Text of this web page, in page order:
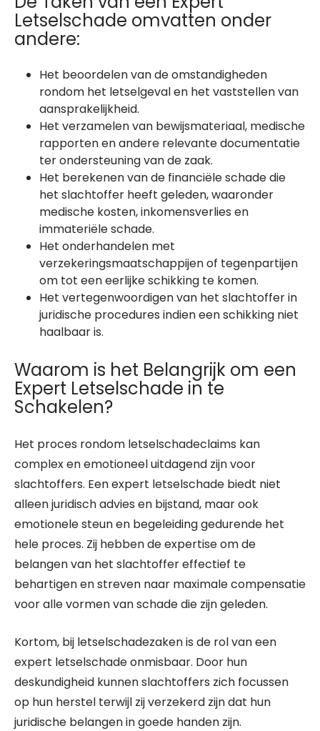
Letselschade omvatten onder
andere:
Het beoordelen van de omstandigheden
rondom het letselgeval en het vaststellen van
aansprakelijkheid.
Het verzamelen van bewijsmateriaal, medische
rapporten en andere relevante documentatie
ter ondersteuning van de zaak.
Het berekenen van de financiële schade die
het slachtoffer heeft geleden, waaronder
medische kosten, inkomensverlies en
immateriële schade.
Het onderhandelen met
verzekeringsmaatschappijen of tegenpartijen
om tot een eerlijke schikking te komen.
Het vertegenwoordigen van het slachtoffer in
juridische procedures indien een schikking niet
haalbaar is.
Waarom is het Belangrijk om een
Expert Letselschade in te
Schakelen?
Het proces rondom letselschadeclaims kan
complex en emotioneel uitdagend zijn voor
slachtoffers. Een expert letselschade biedt niet
alleen juridisch advies en bijstand, maar ook
emotionele steun en begeleiding gedurende het
hele proces. Zij hebben de expertise om de
belangen van het slachtoffer effectief te
behartigen en streven naar maximale compensatie
voor alle vormen van schade die zijn geleden.
Kortom, bij letselschadezaken is de rol van een
expert letselschade onmisbaar. Door hun
deskundigheid kunnen slachtoffers zich focussen
op hun herstel terwijl zij verzekerd zijn dat hun
juridische belangen in goede handen zijn.